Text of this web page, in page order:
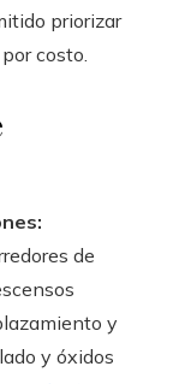
priorizar
costo.
de
y
y óxidos